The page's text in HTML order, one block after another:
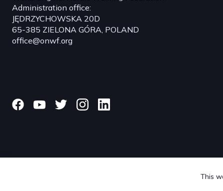
This
Administration office:
JĘDRZYCHOWSKA 20D
65-385 ZIELONA GÓRA, POLAND
office@onwf.org